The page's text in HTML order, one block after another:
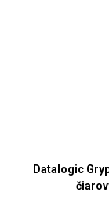
Datalogic